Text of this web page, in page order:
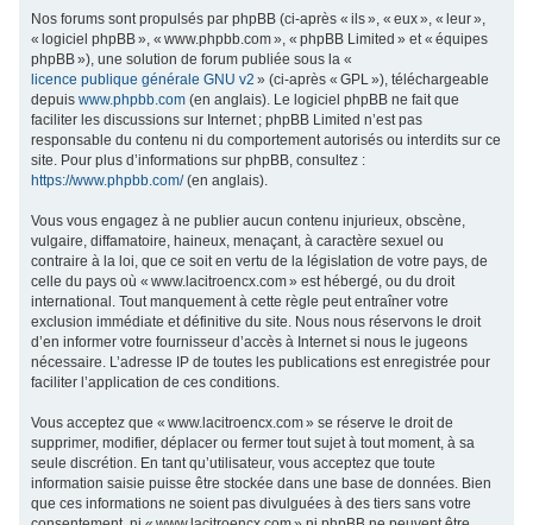
Nos forums sont propulsés par phpBB (ci-après « ils », « eux », « leur »,
« logiciel phpBB », « www.phpbb.com », « phpBB Limited » et « équipes
phpBB »), une solution de forum publiée sous la «
licence publique générale GNU v2 » (ci-après « GPL »), téléchargeable
depuiswww.phpbb.com (en anglais). Le logiciel phpBB ne fait que
faciliter les discussions sur Internet ; phpBB Limited n’est pas
responsable du contenu ni du comportement autorisés ou interdits sur ce
site. Pour plus d’informations sur phpBB, consultez :
https://www.phpbb.com/(en anglais).
Vous vous engagez à ne publier aucun contenu injurieux, obscène,
vulgaire, diffamatoire, haineux, menaçant, à caractère sexuel ou
contraire à la loi, que ce soit en vertu de la législation de votre pays, de
celle du pays où « www.lacitroencx.com » est hébergé, ou du droit
international. Tout manquement à cette règle peut entraîner votre
exclusion immédiate et définitive du site. Nous nous réservons le droit
d’en informer votre fournisseur d’accès à Internet si nous le jugeons
nécessaire. L’adresse IP de toutes les publications est enregistrée pour
faciliter l’application de ces conditions.
Vous acceptez que « www.lacitroencx.com » se réserve le droit de
supprimer, modifier, déplacer ou fermer tout sujet à tout moment, à sa
seule discrétion. En tant qu’utilisateur, vous acceptez que toute
information saisie puisse être stockée dans une base de données. Bien
que ces informations ne soient pas divulguées à des tiers sans votre